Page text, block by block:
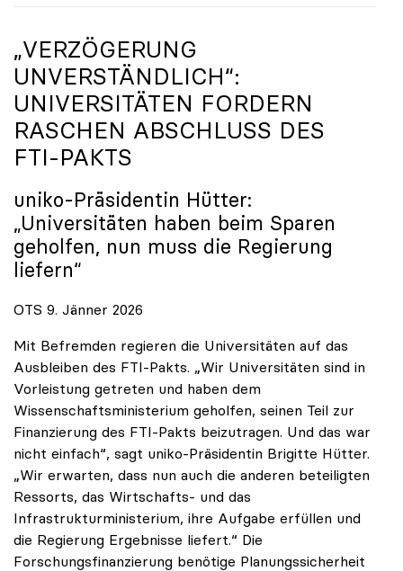
„VERZÖGERUNG
UNVERSTÄNDLICH“:
UNIVERSITÄTEN FORDERN
RASCHEN ABSCHLUSS DES
FTI-PAKTS
uniko-Präsidentin Hütter:
„Universitäten haben beim Sparen
geholfen, nun muss die Regierung
liefern“
OTS 9. Jänner 2026
Mit Befremden regieren die Universitäten auf das
Ausbleiben des FTI-Pakts. „Wir Universitäten sind in
Vorleistung getreten und haben dem
Wissenschaftsministerium geholfen, seinen Teil zur
Finanzierung des FTI-Pakts beizutragen. Und das war
nicht einfach“, sagt uniko-Präsidentin Brigitte Hütter.
„Wir erwarten, dass nun auch die anderen beteiligten
Ressorts, das Wirtschafts- und das
Infrastrukturministerium, ihre Aufgabe erfüllen und
die Regierung Ergebnisse liefert.“ Die
Forschungsfinanzierung benötige Planungssicherheit